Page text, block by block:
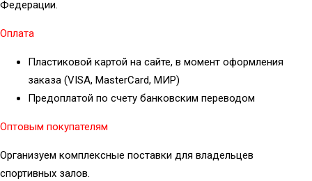
Федерации.
Оплата
Пластиковой картой на сайте, в момент оформления
заказа (VISA, MasterCard, МИР)
Предоплатой по счету банковским переводом
Оптовым покупателям
Организуем комплексные поставки для владельцев
спортивных залов.